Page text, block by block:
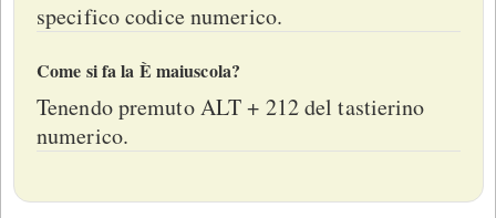
specifico codice numerico.
Come si fa la È maiuscola?
Tenendo premuto ALT + 212 del tastierino
numerico.